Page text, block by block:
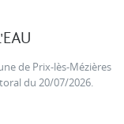
de Prix-lès-Mézières
du 20/07/2026.